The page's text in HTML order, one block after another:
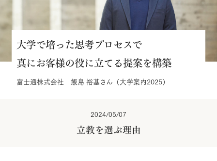
大学で培った思考プロセスで
真にお客様の役に立てる提案を構築
富士通株式会社 飯島 裕基さん（大学案内2025）
2024/05/07
立教を選ぶ理由